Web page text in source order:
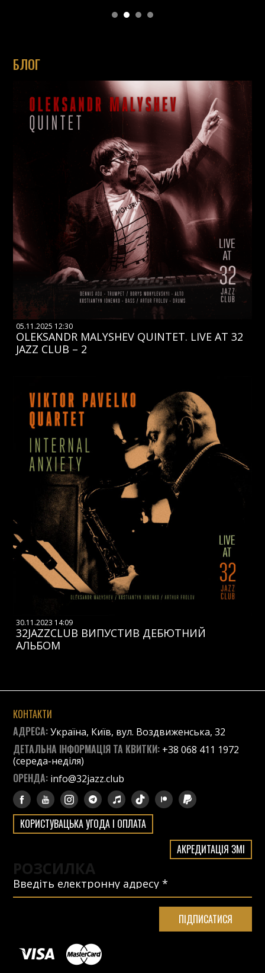
БЛОГ
05.11.2025 12:30
OLEKSANDR MALYSHEV QUINTET. LIVE AT 32
JAZZ CLUB – 2
30.11.2023 14:09
32JAZZCLUB ВИПУСТИВ ДЕБЮТНИЙ
АЛЬБОМ
КОНТАКТИ
АДРЕСА:Україна, Київ, вул. Воздвиженська, 32
ДЕТАЛЬНА ІНФОРМАЦІЯ ТА КВИТКИ: +38 068 411 1972
(середа-неділя)
ОРЕНДА: info@32jazz.club
КОРИСТУВАЦЬКА УГОДА І ОПЛАТА
АКРЕДИТАЦІЯ ЗМІ
РОЗСИЛКА